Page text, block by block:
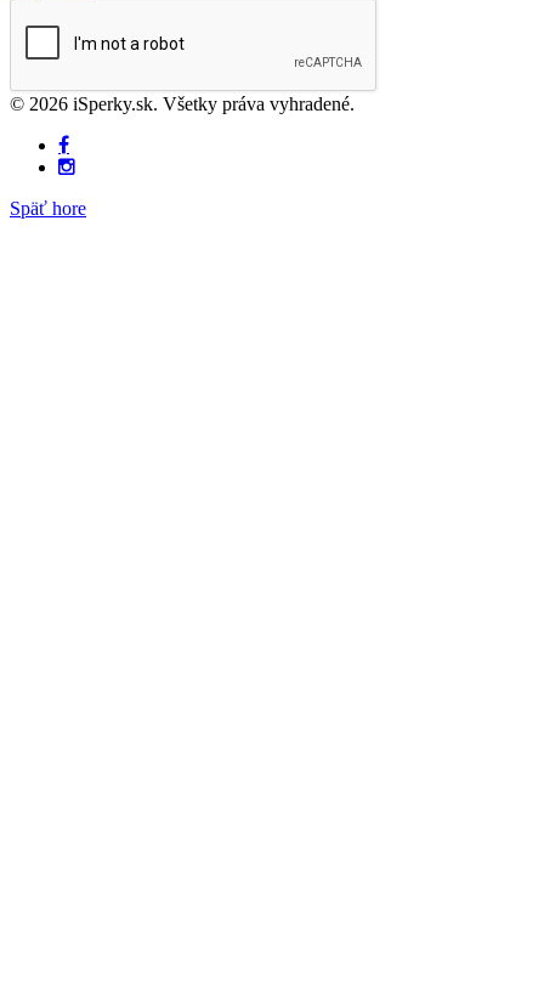
© 2026 iSperky.sk. Všetky práva vyhradené.
Späť hore